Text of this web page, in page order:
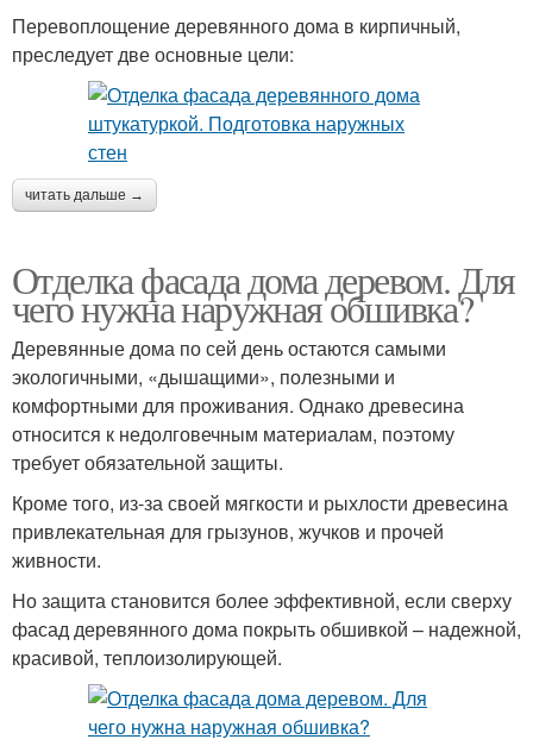
Перевоплощение деревянного дома в кирпичный,
преследует две основные цели:
читать дальше →
Отделка фасада дома деревом. Для
чего нужна наружная обшивка?
Деревянные дома по сей день остаются самыми
экологичными, «дышащими», полезными и
комфортными для проживания. Однако древесина
относится к недолговечным материалам, поэтому
требует обязательной защиты.
Кроме того, из-за своей мягкости и рыхлости древесина
привлекательная для грызунов, жучков и прочей
живности.
Но защита становится более эффективной, если сверху
фасад деревянного дома покрыть обшивкой – надежной,
красивой, теплоизолирующей.